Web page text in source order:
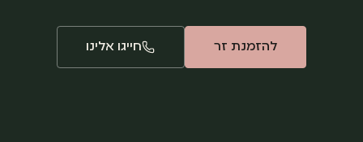
להזמנת זר חייגו אלינו